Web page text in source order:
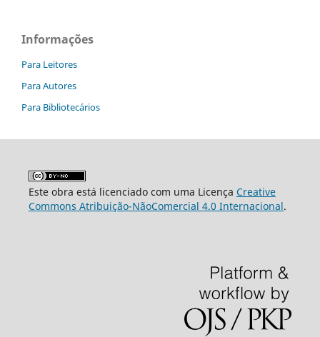
Informações
Para Leitores
Para Autores
Para Bibliotecários
Este obra está licenciado com uma Licença Creative
Commons Atribuição-NãoComercial 4.0 Internacional.